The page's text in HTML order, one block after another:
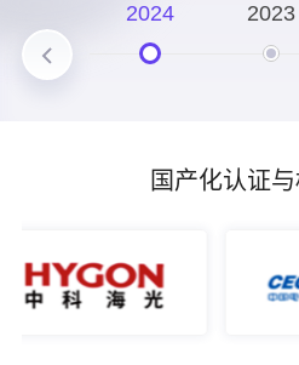
成功落地一汽集团、京东方、
客户
CloudOS产品入选信创产品图
PagePlug（低代码）
加入信创工委会
专业深耕
成功落地中科院空天信息研究
组建客户成功团队
多款云原生工具正式上线
加速拓展华东市场
服务范围持续拓展
落地中信信用卡中心云原生项目
服务种子客户华为
2024 2023
国产化认证